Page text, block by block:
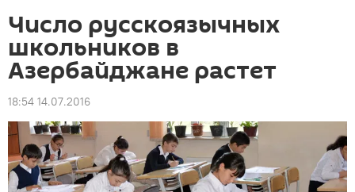
Число русскоязычных
школьников в
Азербайджане растет
18:54 14.07.2016